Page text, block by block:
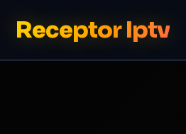
Receptor Iptv